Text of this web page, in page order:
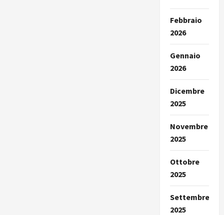
Febbraio
2026
Gennaio
2026
Dicembre
2025
Novembre
2025
Ottobre
2025
Settembre
2025